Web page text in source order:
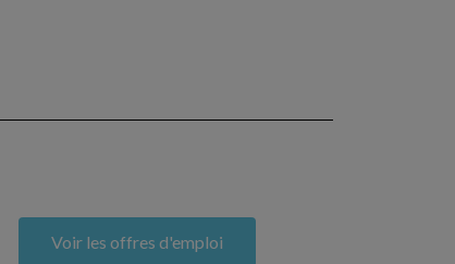
Voir les offres d'emploi